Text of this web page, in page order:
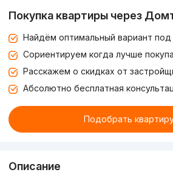
Покупка квартиры через
Найдём оптимальный вариант
Сориентируем когда лучше
Расскажем о скидках от
Абсолютно бесплатная
Подобрать
Описание